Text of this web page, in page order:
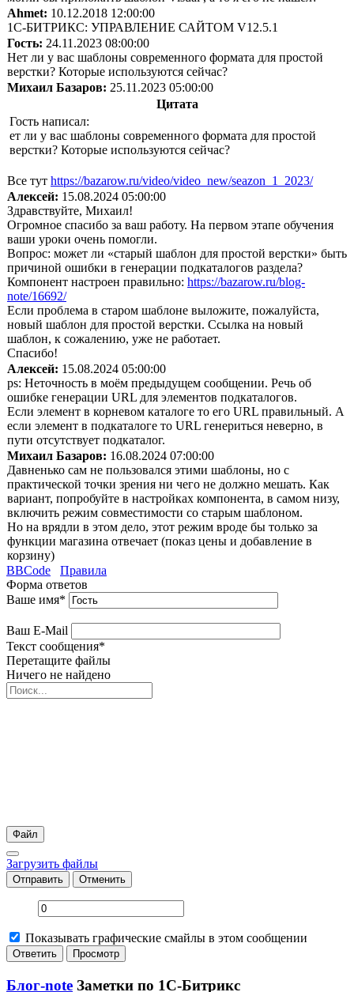
Ahmet: 10.12.2018 12:00:00
1С-БИТРИКС: УПРАВЛЕНИЕ САЙТОМ V12.5.1
Гость: 24.11.2023 08:00:00
Нет ли у вас шаблоны современного формата для простой
верстки? Которые используются сейчас?
Михаил Базаров: 25.11.2023 05:00:00
Цитата
Гость написал:
ет ли у вас шаблоны современного формата для простой
верстки? Которые используются сейчас?
Все тут https://bazarow.ru/video/video_new/seazon_1_2023/
Алексей: 15.08.2024 05:00:00
Здравствуйте, Михаил!
Огромное спасибо за ваш работу. На первом этапе обучения
ваши уроки очень помогли.
Вопрос: может ли «старый шаблон для простой верстки» быть
причиной ошибки в генерации подкаталогов раздела?
Компонент настроен правильно: https://bazarow.ru/blog-
note/16692/
Если проблема в старом шаблоне выложите, пожалуйста,
новый шаблон для простой верстки. Ссылка на новый
шаблон, к сожалению, уже не работает.
Спасибо!
Алексей: 15.08.2024 05:00:00
ps: Неточность в моём предыдущем сообщении. Речь об
ошибке генерации URL для элементов подкаталогов.
Если элемент в корневом каталоге то его URL правильный. А
если элемент в подкаталоге то URL генериться неверно, в
пути отсутствует подкаталог.
Михаил Базаров: 16.08.2024 07:00:00
Давненько сам не пользовался этими шаблоны, но с
практической точки зрения ни чего не должно мешать. Как
вариант, попробуйте в настройках компонента, в самом низу,
включить режим совместимости со старым шаблоном.
Но на врядли в этом дело, этот режим вроде бы только за
функции магазина отвечает (показ цены и добавление в
корзину)
BBCode
Правила
Форма ответов
Ваше имя*
Ваш E-Mail
Текст сообщения*
Перетащите файлы
Ничего не найдено
Файл
Загрузить файлы
Отправить Отменить
Показывать графические смайлы в этом сообщении
Блог-note Заметки по 1С-Битрикс